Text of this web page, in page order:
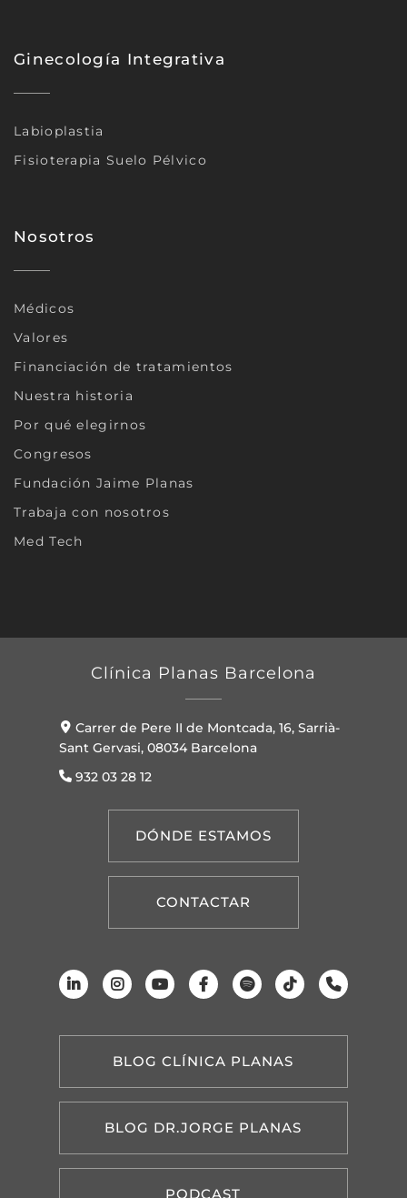
Ginecología Integrativa
Labioplastia
Fisioterapia Suelo Pélvico
Nosotros
Médicos
Valores
Financiación de tratamientos
Nuestra historia
Por qué elegirnos
Congresos
Fundación Jaime Planas
Trabaja con nosotros
Med Tech
Clínica Planas Barcelona
Carrer de Pere II de Montcada, 16, Sarrià-
Sant Gervasi, 08034 Barcelona
932 03 28 12
DÓNDE ESTAMOS
CONTACTAR
BLOG CLÍNICA PLANAS
BLOG DR.JORGE PLANAS
PODCAST